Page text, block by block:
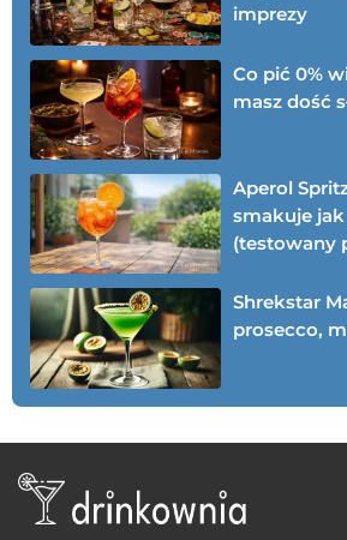
imprezy
Co pić 0%
masz dość
Aperol
smakuje
(testowany
Shrekstar
prosecco,